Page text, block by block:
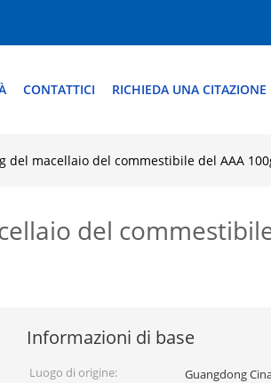
CONTATTICI RICHIEDA UNA CITAZIONE
del macellaio del commestibile del AAA
del
Informazioni di base
Luogo di origine:
Guangdong